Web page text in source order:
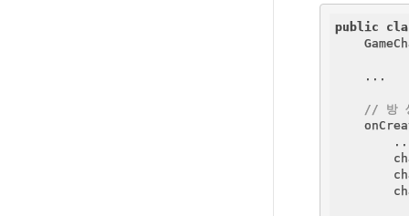
public
    ...
// 방